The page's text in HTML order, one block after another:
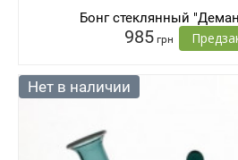
Бонг стеклянный
985 грн
Нет в наличии